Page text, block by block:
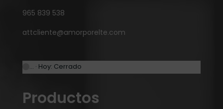
965 839 538
attcliente@amorporelte.com
… · Hoy: Cerrado
Productos